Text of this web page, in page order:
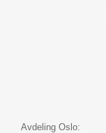
Avdeling Oslo: